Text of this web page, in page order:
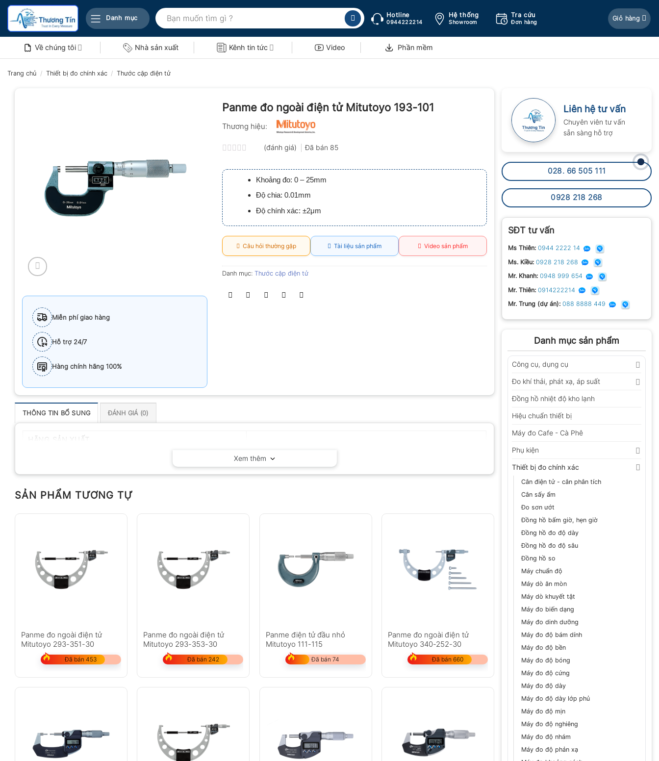
Bỏ
nội
Danh mục
Tìm
kiếm:
Hotline
0944222214
Hệ thống
Showroom
Tra cứu
Đơn hàng
Giỏ hàng
Về chúng tôi Nhà sản xuất Kênh tin tức Video Phần mềm
Trang chủ / Thiết bị đo chính xác / Thước cặp điện tử
Liên hệ tư vấn
Chuyên viên tư vấn
sẵn sàng hỗ trợ
028. 66 505 111
0928 218 268
SĐT tư vấn
Ms Thiên: 0944 2222 14
Ms. Kiều: 0928 218 268
Mr. Khanh: 0948 999 654
Mr. Thiên: 0914222214
Mr. Trung (dự án): 088 8888 449
Danh mục sản phẩm
Công cụ, dụng cụ
Đo khí thải, phát xạ, áp suất
Đồng hồ nhiệt độ kho lạnh
Hiệu chuẩn thiết bị
Máy đo Cafe - Cà Phê
Phụ kiện
Thiết bị đo chính xác
Cân điện tử - cân phân tích
Cân sấy ẩm
Đo sơn ướt
Đồng hồ bấm giờ, hẹn giờ
Đồng hồ đo độ dày
Đồng hồ đo độ sâu
Đồng hồ so
Máy chuẩn độ
Máy dò ăn mòn
Máy dò khuyết tật
Máy đo biến dạng
Máy đo dinh dưỡng
Máy đo độ bám dính
Máy đo độ bền
Máy đo độ bóng
Máy đo độ cứng
Máy đo độ dày
Máy đo độ dày lớp phủ
Máy đo độ mịn
Máy đo độ nghiêng
Máy đo độ nhám
Máy đo độ phản xạ
Miễn phí giao hàng
Hỗ trợ 24/7
Hàng chính hãng 100%
Panme đo ngoài điện tử Mitutoyo 193-101
Thương hiệu:
xếp
hạng
0.0
5
sao
(đánh giá) Đã bán 85
Khoảng đo: 0 – 25mm
Độ chia: 0.01mm
Độ chính xác: ±2μm
Câu hỏi thường gặp Tài liệu sản phẩm Video sản phẩm
Danh mục: Thước cặp điện tử
THÔNG TIN BỔ SUNG ĐÁNH GIÁ (0)
Xem thêm
SẢN PHẨM TƯƠNG TỰ
Panme đo ngoài điện tử
Mitutoyo 293-351-30
Đã bán 453
Panme đo ngoài điện tử
Mitutoyo 293-353-30
Đã bán 242
Panme điện tử đầu nhỏ
Mitutoyo 111-115
Đã bán 74
Panme đo ngoài điện tử
Mitutoyo 340-252-30
Đã bán 660